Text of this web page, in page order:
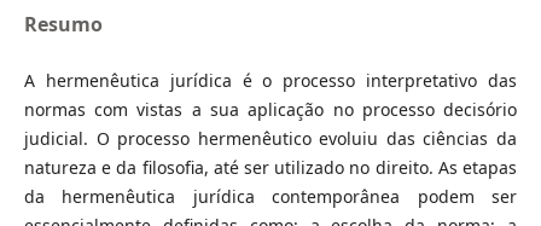
Resumo
A hermenêutica jurídica é o processo interpretativo das
normas com vistas a sua aplicação no processo decisório
judicial. O processo hermenêutico evoluiu das ciências da
natureza e da filosofia, até ser utilizado no direito. As etapas
da hermenêutica jurídica contemporânea podem ser